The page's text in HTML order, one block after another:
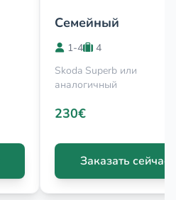
Семейный
1-4
4
Skoda Superb или
аналогичный
230€
Заказать сейчас